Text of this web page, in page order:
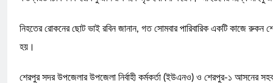
নিহতের রোকনের ছোট ভাই রবিন জানান, গত সোমবার পারিবারিক একটি কাজে রুকন
হয়।
শেরপুর সদর উপজেলার উপজেলা নির্বাহী কর্মকর্তা (ইউএনও) ও শেরপুর-১ আসনের